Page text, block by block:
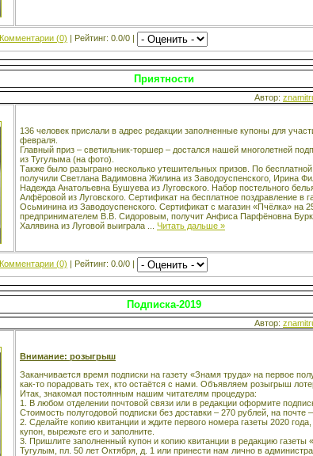
Комментарии (0) | Рейтинг: 0.0/0 |
Приятности
Автор:
136 человек прислали в адрес редакции заполненные купоны для
февраля.
Главный приз – светильник-торшер – достался нашей многолетней
из Тугулыма (на фото).
Также было разыграно несколько утешительных призов. По
получили Светлана Вадимовна Жилина из Заводоуспенского, Ирина
Надежда Анатольевна Бушуева из Луговского. Набор постельного
Алфёровой из Луговского. Сертификат на бесплатное поздравление в
Осьминина из Заводоуспенского. Сертификат с магазин «Пчёлка» на
предпринимателем В.В. Сидоровым, получит Анфиса Парфёновна
Халявина из Луговой выиграла
Читать дальше »
Комментарии (0) | Рейтинг: 0.0/0 |
Подписка-2019
Автор:
Внимание: розыгрыш
Заканчивается время подписки на газету «Знамя труда» на первое
как-то порадовать тех, кто остаётся с нами. Объявляем розыгрыш
Итак, знакомая постоянным нашим читателям процедура:
1. В любом отделении почтовой связи или в редакции оформите
Стоимость полугодовой подписки без доставки – 270 рублей, на почте
2. Сделайте копию квитанции и ждите первого номера газеты 2020
купон, вырежьте его и заполните.
3. Пришлите заполненный купон и копию квитанции в редакцию газеты
Тугулым, пл. 50 лет Октября, д. 1 или принести нам лично в